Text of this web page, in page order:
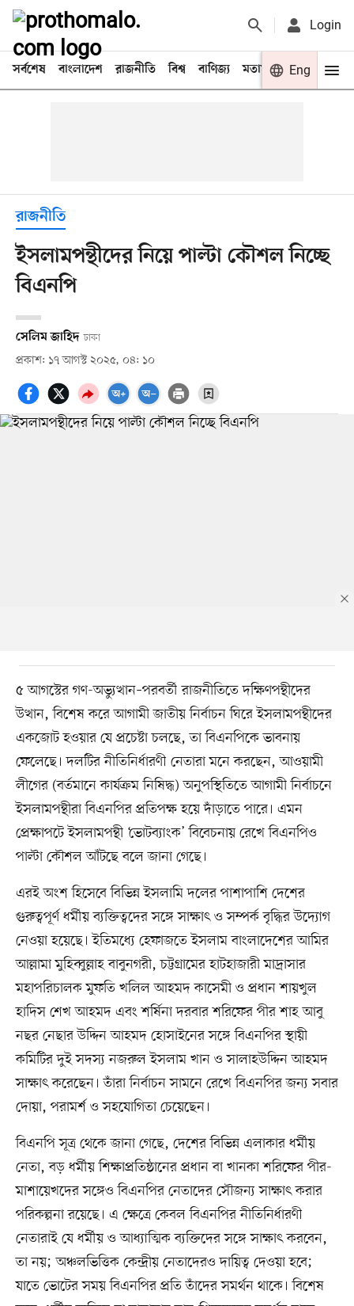
Login
সর্বশেষ বাংলাদেশ রাজনীতি বিশ্ব বাণিজ্য মতামত খেলা
Eng
রাজনীতি
ইসলামপন্থীদের নিয়ে পাল্টা কৌশল নিচ্ছে
বিএনপি
সেলিম জাহিদ ঢাকা
প্রকাশ: ১৭ আগস্ট ২০২৫, ০৪: ১০
৫ আগস্টের গণ-অভ্যুত্থান–পরবর্তী রাজনীতিতে দক্ষিণপন্থীদের
উত্থান, বিশেষ করে আগামী জাতীয় নির্বাচন ঘিরে ইসলামপন্থীদের
একজোট হওয়ার যে প্রচেষ্টা চলছে, তা বিএনপিকে ভাবনায়
ফেলেছে। দলটির নীতিনির্ধারণী নেতারা মনে করছেন, আওয়ামী
লীগের (বর্তমানে কার্যক্রম নিষিদ্ধ) অনুপস্থিতিতে আগামী নির্বাচনে
ইসলামপন্থীরা বিএনপির প্রতিপক্ষ হয়ে দাঁড়াতে পারে। এমন
প্রেক্ষাপটে ইসলামপন্থী ‘ভোটব্যাংক’ বিবেচনায় রেখে বিএনপিও
পাল্টা কৌশল আঁটছে বলে জানা গেছে।
এরই অংশ হিসেবে বিভিন্ন ইসলামি দলের পাশাপাশি দেশের
গুরুত্বপূর্ণ ধর্মীয় ব্যক্তিত্বদের সঙ্গে সাক্ষাৎ ও সম্পর্ক বৃদ্ধির উদ্যোগ
নেওয়া হয়েছে। ইতিমধ্যে হেফাজতে ইসলাম বাংলাদেশের আমির
আল্লামা মুহিব্বুল্লাহ বাবুনগরী, চট্টগ্রামের হাটহাজারী মাদ্রাসার
মহাপরিচালক মুফতি খলিল আহমদ কাসেমী ও প্রধান শায়খুল
হাদিস শেখ আহমদ এবং শর্ষিনা দরবার শরিফের পীর শাহ আবু
নছর নেছার উদ্দিন আহমদ হোসাইনের সঙ্গে বিএনপির স্থায়ী
কমিটির দুই সদস্য নজরুল ইসলাম খান ও সালাহউদ্দিন আহমদ
সাক্ষাৎ করেছেন। তাঁরা নির্বাচন সামনে রেখে বিএনপির জন্য সবার
দোয়া, পরামর্শ ও সহযোগিতা চেয়েছেন।
বিএনপি সূত্র থেকে জানা গেছে, দেশের বিভিন্ন এলাকার ধর্মীয়
নেতা, বড় ধর্মীয় শিক্ষাপ্রতিষ্ঠানের প্রধান বা খানকা শরিফের পীর-
মাশায়েখদের সঙ্গেও বিএনপির নেতাদের সৌজন্য সাক্ষাৎ করার
পরিকল্পনা রয়েছে। এ ক্ষেত্রে কেবল বিএনপির নীতিনির্ধারণী
নেতারাই যে ধর্মীয় ও আধ্যাত্মিক ব্যক্তিদের সঙ্গে সাক্ষাৎ করবেন,
তা নয়; অঞ্চলভিত্তিক কেন্দ্রীয় নেতাদেরও দায়িত্ব দেওয়া হবে;
যাতে ভোটের সময় বিএনপির প্রতি তাঁদের সমর্থন থাকে। বিশেষ